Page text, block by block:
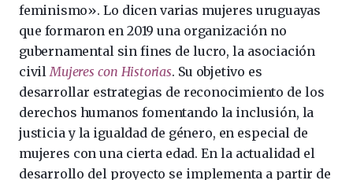
feminismo». Lo dicen varias mujeres uruguayas
que formaron en 2019 una organización no
gubernamental sin fines de lucro, la asociación
civilMujeres con Historias. Su objetivo es
desarrollar estrategias de reconocimiento de los
derechos humanos fomentando la inclusión, la
justicia y la igualdad de género, en especial de
mujeres con una cierta edad. En la actualidad el
desarrollo del proyecto se implementa a partir de